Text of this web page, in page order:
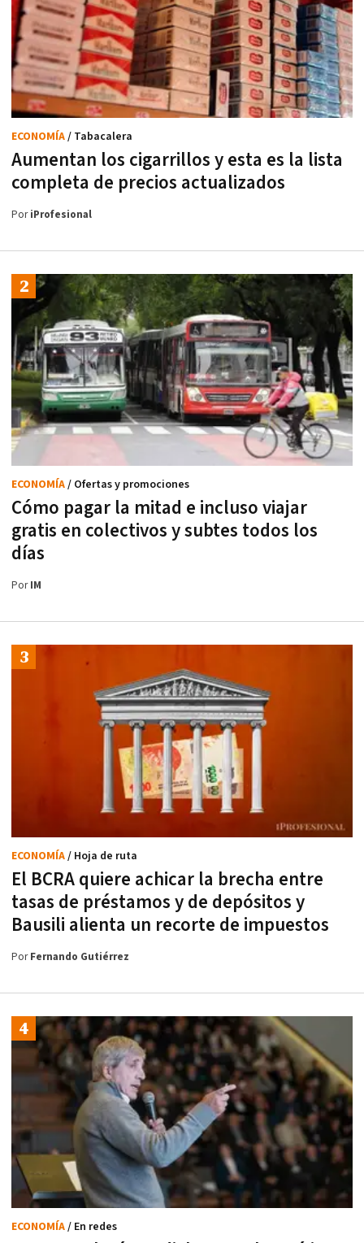
Aumentan los cigarrillos y esta es la lista
completa de precios actualizados
ECONOMÍA/ Tabacalera
PoriProfesional
Cómo pagar la mitad e incluso viajar
gratis en colectivos y subtes todos los
días
ECONOMÍA/ Ofertas y promociones
PorIM
El BCRA quiere achicar la brecha entre
tasas de préstamos y de depósitos y
Bausili alienta un recorte de impuestos
ECONOMÍA/ Hoja de ruta
PorFernando Gutiérrez
ECONOMÍA/ En redes